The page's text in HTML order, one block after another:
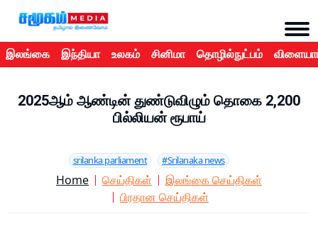
இலங்கை இந்தியா உலகம் சினிமா தொழில்நுட்பம்
2025ஆம் ஆண்டின் துண்டுவிழும் தொகை 2,200
பில்லியன் ரூபாய்
srilanka parliament #Srilanaka news
Home செய்திகள்
இலங்கை செய்திகள்
பிரதான செய்திகள்